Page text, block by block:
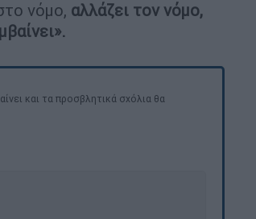
νόμο, αλλάζει τον νόμο,
και τα προσβλητικά σχόλια θα